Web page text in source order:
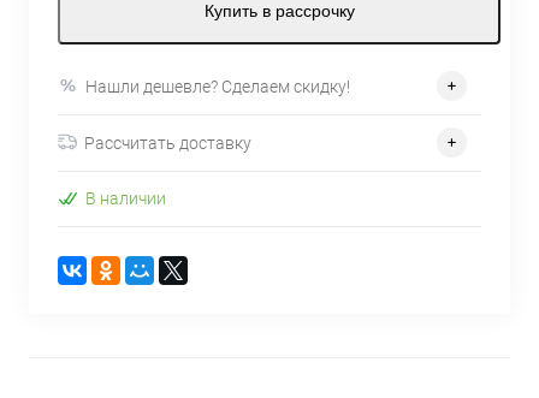
Купить в рассрочку
Нашли дешевле? Сделаем скидку!
Рассчитать доставку
В наличии